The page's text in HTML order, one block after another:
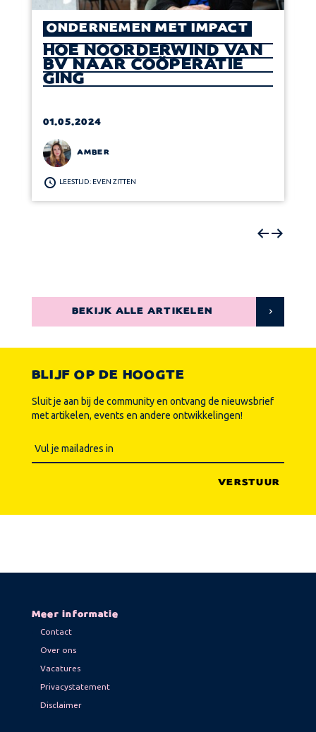
ONDERNEMEN MET IMPACT
HOE NOORDERWIND VAN
BV NAAR COÖPERATIE
GING
01.05.2024
AMBER
LEESTIJD: EVEN ZITTEN
BEKIJK ALLE ARTIKELEN
BLIJF OP DE HOOGTE
Sluit je aan bij de community en ontvang de nieuwsbrief
met artikelen, events en andere ontwikkelingen!
Meer informatie
Contact
Over ons
Vacatures
Privacystatement
Disclaimer